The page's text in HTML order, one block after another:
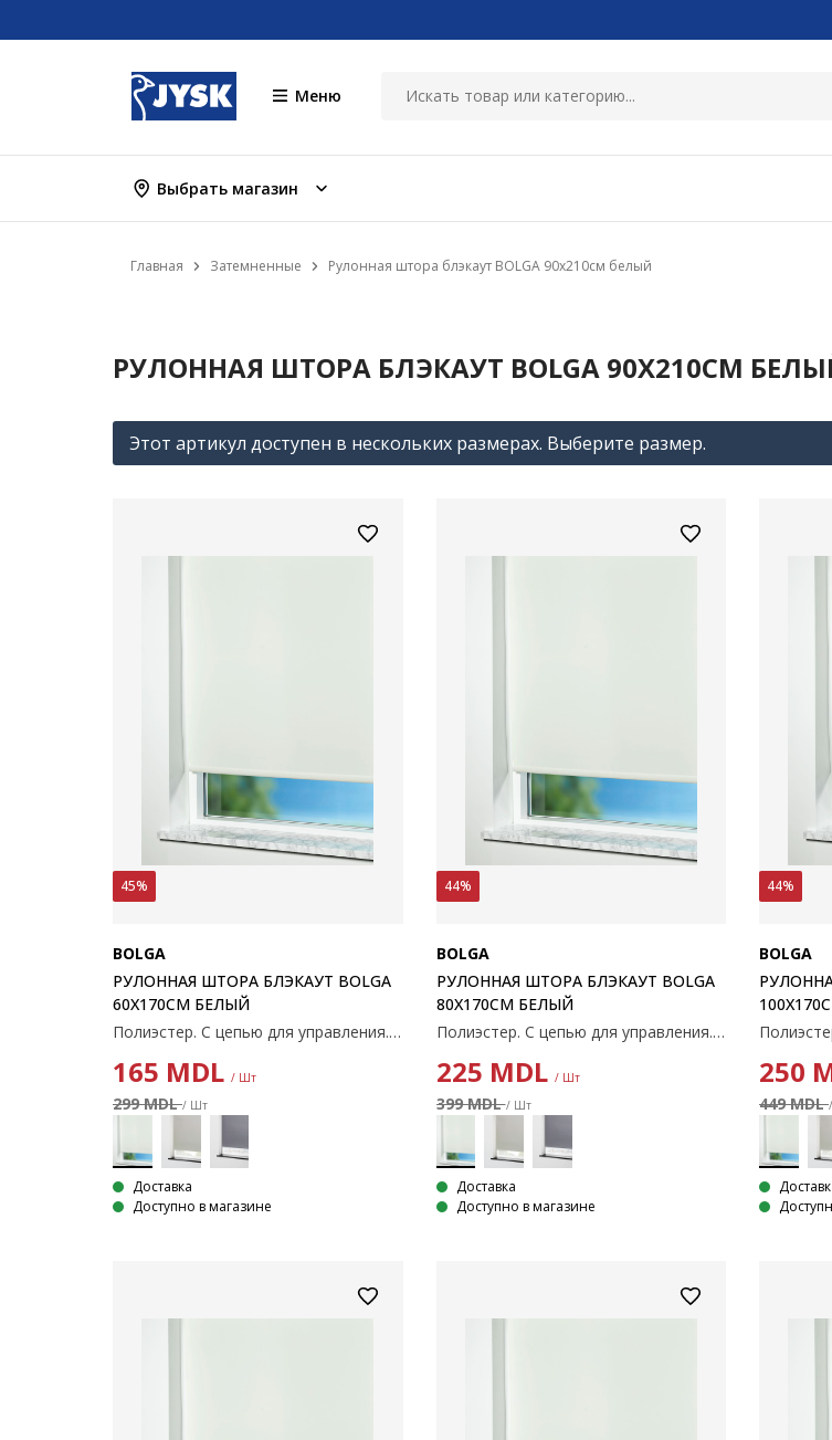
Меню
Выбрать магазин
Главная Затемненные Рулонная штора блэкаут BOLGA 90x210см белый
РУЛОННАЯ ШТОРА БЛЭКАУТ BOLGA 90X210СМ
Этот артикул доступен в нескольких размерах. Выберите размер.
45%
BOLGA
РУЛОННАЯ ШТОРА БЛЭКАУТ BOLGA
60X170СМ БЕЛЫЙ
Полиэстер. С цепью для управления. Ширину можно обрезать. 60x170 см
165 MDL / Шт
299 MDL/ Шт
Доставка
Доступно в магазине
44%
BOLGA
РУЛОННАЯ ШТОРА БЛЭКАУТ BOLGA
80X170СМ БЕЛЫЙ
Полиэстер. С цепью для управления. Ширину можно обрезать. 80x170 см
225 MDL / Шт
399 MDL/ Шт
Доставка
Доступно в магазине
44%
BOLGA
250
449 MDL